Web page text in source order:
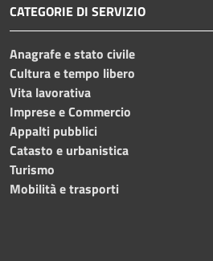
CATEGORIE DI SERVIZIO
Anagrafe e stato civile
Cultura e tempo libero
Vita lavorativa
Imprese e Commercio
Appalti pubblici
Catasto e urbanistica
Turismo
Mobilità e trasporti